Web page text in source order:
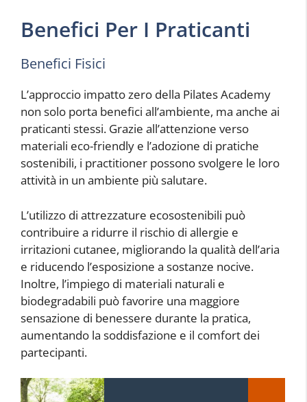
Benefici Per I Praticanti
Benefici Fisici
L’approccio impatto zero della Pilates Academy
non solo porta benefici all’ambiente, ma anche ai
praticanti stessi. Grazie all’attenzione verso
materiali eco-friendly e l’adozione di pratiche
sostenibili, i practitioner possono svolgere le loro
attività in un ambiente più salutare.
L’utilizzo di attrezzature ecosostenibili può
contribuire a ridurre il rischio di allergie e
irritazioni cutanee, migliorando la qualità dell’aria
e riducendo l’esposizione a sostanze nocive.
Inoltre, l’impiego di materiali naturali e
biodegradabili può favorire una maggiore
sensazione di benessere durante la pratica,
aumentando la soddisfazione e il comfort dei
partecipanti.